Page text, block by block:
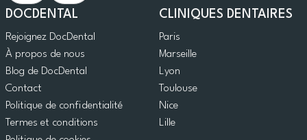
DOCDENTAL
Rejoignez DocDental
À propos de nous
Blog de DocDental
Contact
Politique de confidentialité
Termes et conditions
CLINIQUES DENTAIRES
Paris
Marseille
Lyon
Toulouse
Nice
Lille